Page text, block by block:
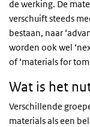
de werking. De
verschuift steeds
bestaan, naar
worden ook wel
of ‘materials for
Wat is het
Verschillende
materials als een